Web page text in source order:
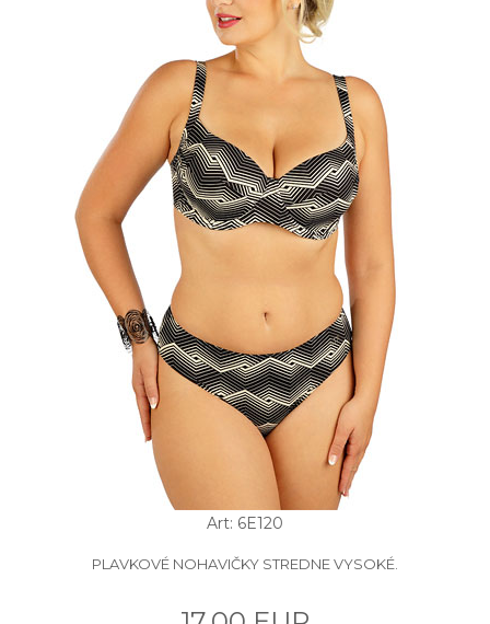
Art: 6E120
PLAVKOVÉ NOHAVIČKY STREDNE VYSOKÉ.